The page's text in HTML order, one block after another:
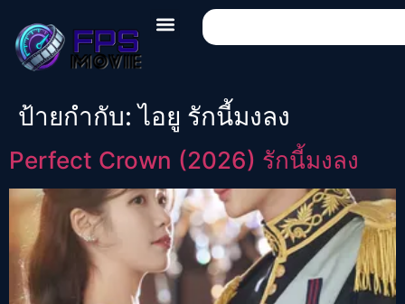
ป้ายกำกับ:ไอยู รักนี้มงลง
Perfect Crown (2026) รักนี้มงลง